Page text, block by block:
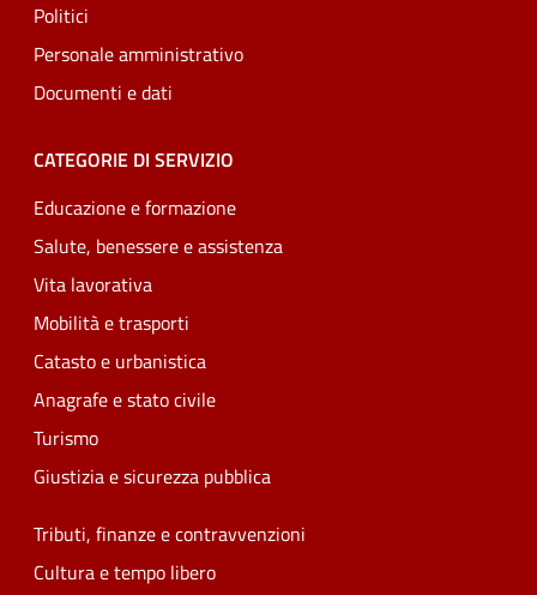
Politici
Personale amministrativo
Documenti e dati
CATEGORIE DI SERVIZIO
Educazione e formazione
Salute, benessere e assistenza
Vita lavorativa
Mobilità e trasporti
Catasto e urbanistica
Anagrafe e stato civile
Turismo
Giustizia e sicurezza pubblica
Tributi, finanze e contravvenzioni
Cultura e tempo libero